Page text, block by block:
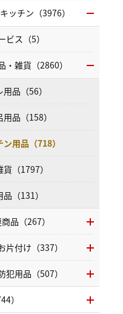
ッチン（3976）
ビス（5）
・雑貨（2860）
用品（56）
品（158）
ン用品（718）
（1797）
（131）
品（267）
片付け（337）
犯用品（507）
）